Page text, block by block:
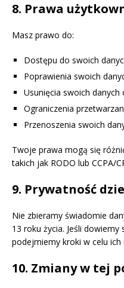
8. Prawa
Masz prawo do:
Dostępu do swoich
Poprawienia swoich
Usunięcia swoich danych
Ograniczenia
Przenoszenia swoich
Twoje prawa mogą się
takich jak RODO lub CCPA/
9. Prywatność
Nie zbieramy świadomie
13 roku życia. Jeśli dowiemy
podejmiemy kroki w celu ich
10. Zmiany w tej